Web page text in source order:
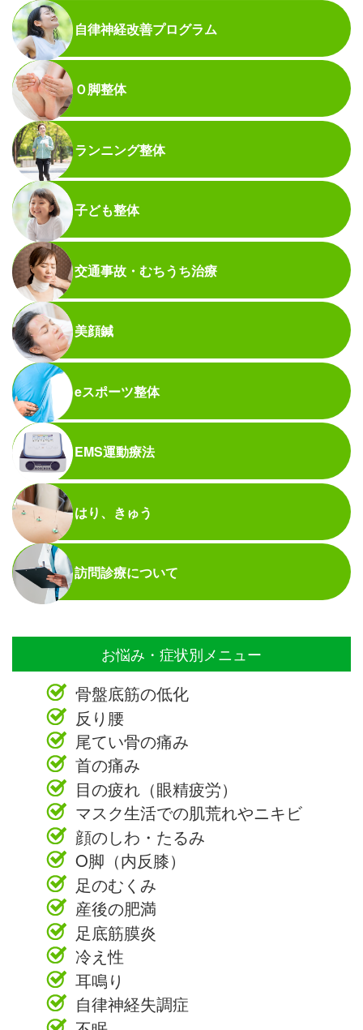
自律神経改善プログラム
Ｏ脚整体
ランニング整体
子ども整体
交通事故・むちうち治療
美顔鍼
eスポーツ整体
EMS運動療法
はり、きゅう
訪問診療について
お悩み・症状別メニュー
骨盤底筋の低化
反り腰
尾てい骨の痛み
首の痛み
目の疲れ（眼精疲労）
マスク生活での肌荒れやニキビ
顔のしわ・たるみ
O脚（内反膝）
足のむくみ
産後の肥満
足底筋膜炎
冷え性
耳鳴り
自律神経失調症